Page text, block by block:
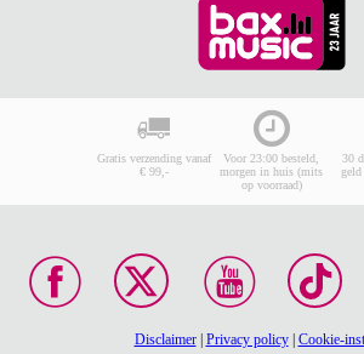
Gratis verzending vanaf
€ 99,-
Voor 23:00 besteld,
morgen in huis (mits
op voorraad)
30
geld
Disclaimer| Privacy policy| Cookie-